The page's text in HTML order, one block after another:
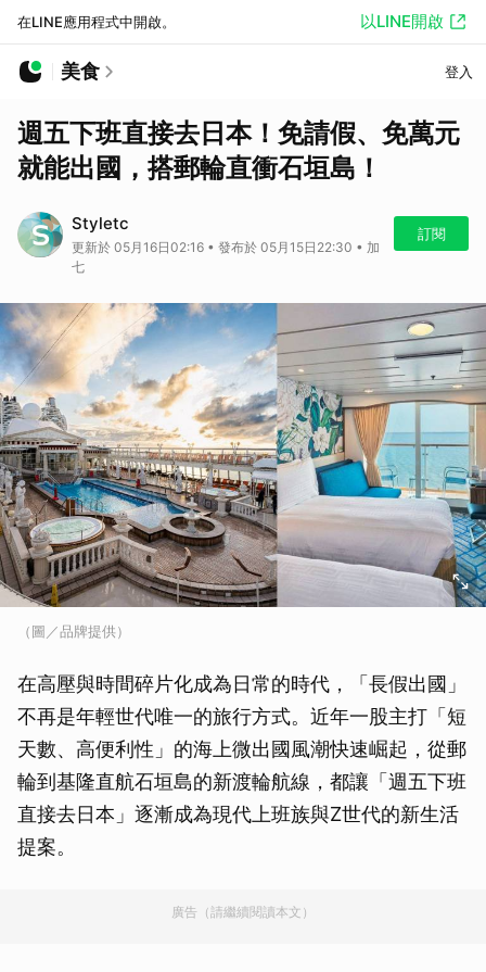
在LINE應用程式中開啟。 以LINE開啟
美食 登入
週五下班直接去日本！免請假、免萬元
就能出國，搭郵輪直衝石垣島！
Styletc
更新於 05月16日02:16 • 發布於 05月15日22:30 • 加
七
訂閱
（圖／品牌提供）
在高壓與時間碎片化成為日常的時代，「長假出國」
不再是年輕世代唯一的旅行方式。近年一股主打「短
天數、高便利性」的海上微出國風潮快速崛起，從郵
輪到基隆直航石垣島的新渡輪航線，都讓「週五下班
直接去日本」逐漸成為現代上班族與Z世代的新生活
提案。
廣告（請繼續閱讀本文）